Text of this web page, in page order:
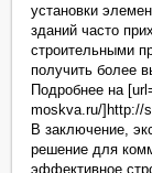
установки
зданий часто
строительными
получить более
Подробнее на
moskva.ru/]http://
В заключение,
решение для
эффективное